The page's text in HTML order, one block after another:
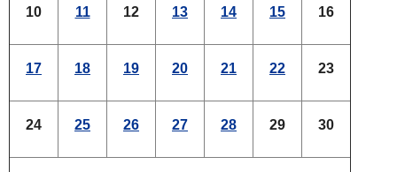
10 11 12 13 14 15 16
17 18 19 20 21 22 23
24 25 26 27 28 29 30